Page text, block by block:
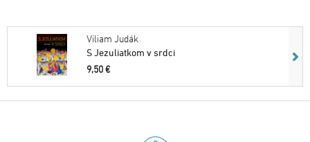
Viliam Judák
S Jezuliatkom v srdci
9,50 €